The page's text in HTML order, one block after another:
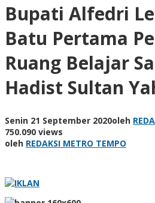
Bupati Alfedri
Batu Pertama
Ruang Belajar
Hadist Sultan
Senin 21 September 2020oleh
750.090 views
oleh REDAKSI METRO TEMPO